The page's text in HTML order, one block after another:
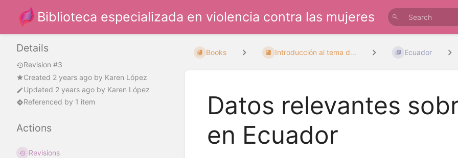
Biblioteca especializada en violencia contra las mujeres
Details
Revision #3
Created 2 years ago by Karen López
Updated 2 years ago by Karen López
Referenced by 1 item
Actions
Revisions
Books Introducción al tema d... Ecuador
Datos relevantes
en Ecuador